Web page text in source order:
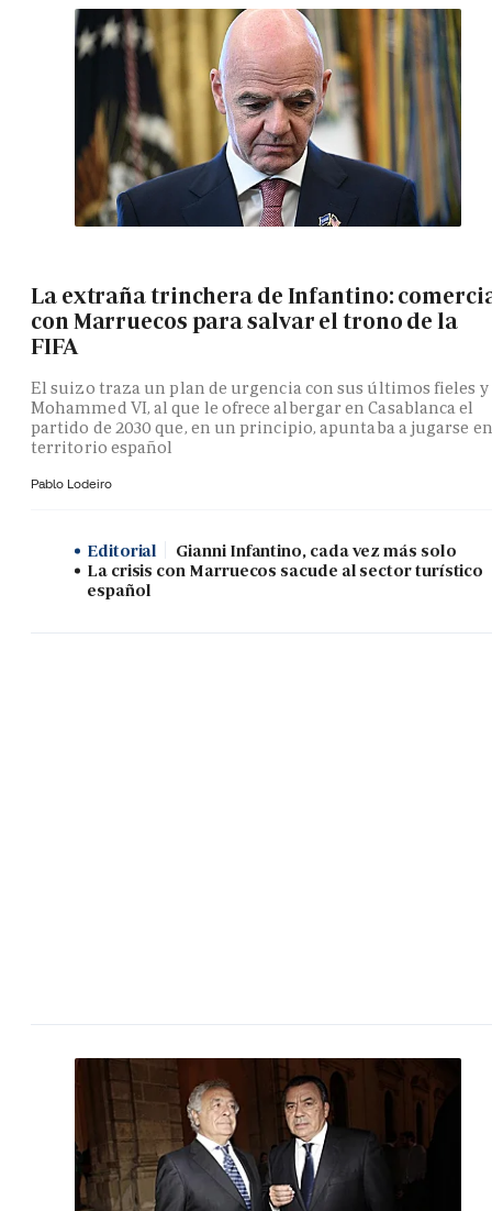
La extraña trinchera de Infantino:
con Marruecos para salvar el trono de la
FIFA
El suizo traza un plan de urgencia con sus últimos fieles y
Mohammed VI, al que le ofrece albergar en Casablanca el
partido de 2030 que, en un principio, apuntaba a jugarse en
territorio español
Pablo Lodeiro
Editorial
Gianni Infantino, cada vez más solo
La crisis con Marruecos sacude al sector turístico
español